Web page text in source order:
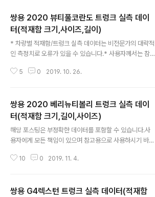
쌍용 2020 뷰티풀코란도 트렁크 실측 데이
터(적재함 크기,사이즈,길이)
* 차량별 적재함/트렁크 실측 데이터는 비전문가의 대략적
인 측정치로 오류가 있을 수 있습니다.* 사용자께서는 참고
있습니다.풀플렛과 2열 리클라이닝이 가능한 뷰티풀 코란
0/16 - [자동차 관련 정보/신차량 착석 후기] - 2% 부족해
도 괜찮아, 뷰티풀 코란도 신차 착석 후기(코란도 티볼리 비
교) 그렇다면 적재함/트렁크의 실측 결과는 어떤지 한 번
살펴보도록 하겠습니다. 쌍용 2020 뷰티풀코란도 트렁크
번호와 일치합니다.1. 쌍용 2020 뷰티풀코란도 적재함 높
5 0 2019. 10. 26.
쌍용 2020 베리뉴티볼리 트렁크 실측 데이
터(적재함 크기,길이,사이즈)
해당 포스팅은 부정확한 데이터를 포함할 수 있습니다.사
용자에게 모든 책임이 있으며 참고용으로 사용하시기 바랍
소형 SUV지만 리클라이닝이 가능하고 풀플렛도 가능한
하신 분은 아래의 링크를 눌러 이전 포스팅을 확인해주시
10 0 2019. 11. 4.
쌍용 G4렉스턴 트렁크 실측 데이터(적재함